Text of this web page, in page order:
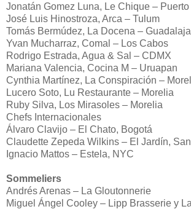
Jonatán Gomez Luna, Le Chique –
José Luis Hinostroza, Arca – Tulum
Tomás Bermúdez, La Docena –
Yvan Mucharraz, Comal – Los Cabos
Rodrigo Estrada, Agua & Sal – CDMX
Mariana Valencia, Cocina M – Uruapan
Cynthia Martínez, La Conspiración –
Lucero Soto, Lu Restaurante – Morelia
Ruby Silva, Los Mirasoles – Morelia
Chefs Internacionales
Álvaro Clavijo – El Chato, Bogotá
Claudette Zepeda Wilkins – El Jardín,
Ignacio Mattos – Estela, NYC
Sommeliers
Andrés Arenas – La Gloutonnerie
Miguel Ángel Cooley – Lipp Brasserie y